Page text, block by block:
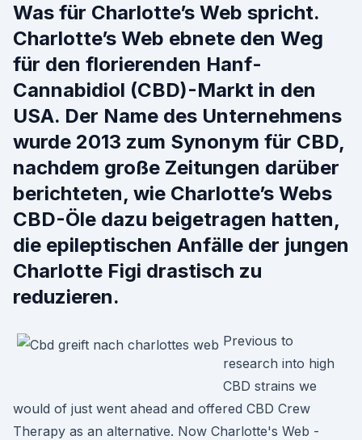
Was für Charlotte’s Web spricht.
Charlotte’s Web ebnete den Weg
für den florierenden Hanf-
Cannabidiol (CBD)-Markt in den
USA. Der Name des Unternehmens
wurde 2013 zum Synonym für CBD,
nachdem große Zeitungen darüber
berichteten, wie Charlotte’s Webs
CBD-Öle dazu beigetragen hatten,
die epileptischen Anfälle der jungen
Charlotte Figi drastisch zu
reduzieren.
Previous to
research into high
CBD strains we
would of just went ahead and offered CBD Crew
Therapy as an alternative. Now Charlotte's Web -